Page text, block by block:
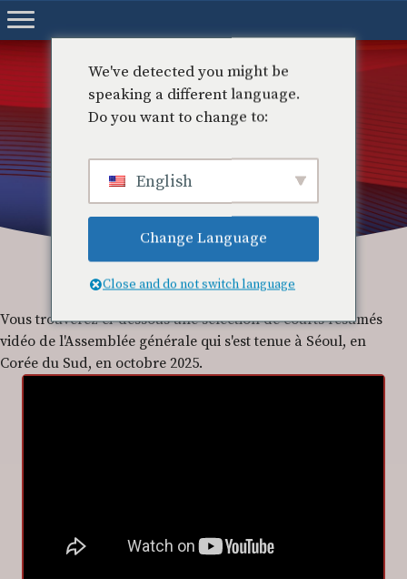
Aller
au
contenu
Vidéos
Vous trouverez ci-dessous une sélection de courts résumés
vidéo de l'Assemblée générale qui s'est tenue à Séoul, en
Corée du Sud, en octobre 2025.
We've detected you might be
speaking a different language.
Do you want to change to:
English
Change Language
Close and do not switch language